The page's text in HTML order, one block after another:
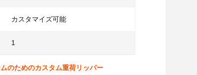
カスタマイズ可能
1
のためのカスタム重荷リッパー